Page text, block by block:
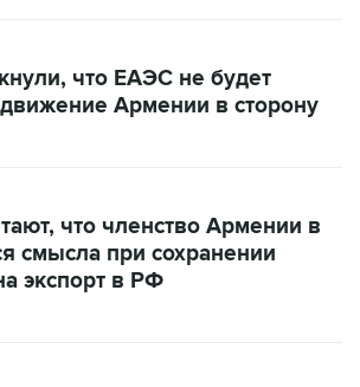
что ЕАЭС не будет
Армении в сторону
что членство Армении в
смысла при сохранении
экспорт в РФ